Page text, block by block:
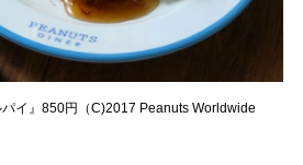
パイ』850円（C)2017 Peanuts Worldwide